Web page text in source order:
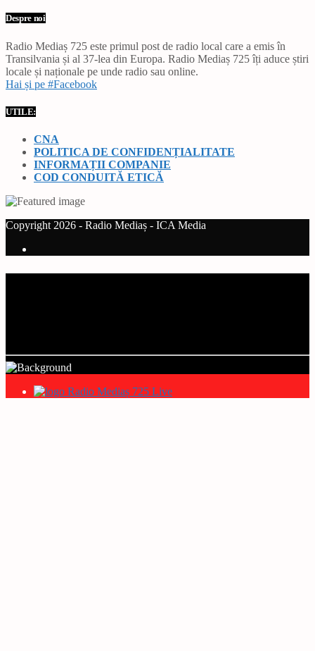
Despre noi
Radio Mediaș 725 este primul post de radio local care a emis în
Transilvania și al 37-lea din Europa. Radio Mediaș 725 îți aduce știri
locale și naționale pe unde radio sau online.
Hai și pe #Facebook
UTILE:
CNA
POLITICA DE CONFIDENȚIALITATE
INFORMAȚII COMPANIE
COD CONDUITĂ ETICĂ
Copyright 2026 - Radio Mediaș - ICA Media
Radio Mediaș 725 Live